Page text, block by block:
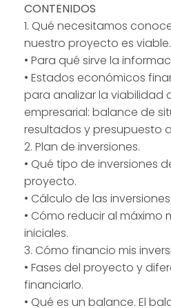
CONTENIDOS
1. Qué necesitamos
nuestro proyecto es viable.
• Para qué sirve la
• Estados económicos
para analizar la viabilidad
empresarial: balance de
resultados y presupuesto
2. Plan de inversiones.
• Qué tipo de inversiones
proyecto.
• Cálculo de las
• Cómo reducir al máximo
iniciales.
3. Cómo financio mis
• Fases del proyecto y
financiarlo.
• Qué es un balance. El